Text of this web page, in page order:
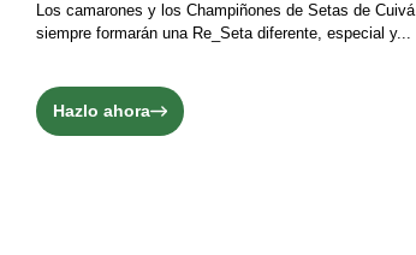
Los camarones y los Champiñones de Setas de Cuivá
siempre formarán una Re_Seta diferente, especial y...
Hazlo ahora